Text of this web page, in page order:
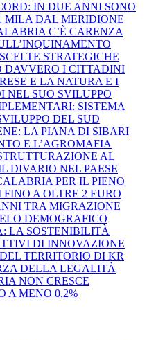
IN DUE ANNI SONO
MILA DAL MERIDIONE
C’È CARENZA
STRATEGICHE
DAVVERO I CITTADINI
E LA NATURA E I
NEL SUO SVILUPPO
SISTEMA
DEL SUD
LA PIANA DI SIBARI
E L’AGROMAFIA
AL
DIVARIO NEL PAESE
PER IL PIENO
A OLTRE 2 EURO
TRA MIGRAZIONE
DEMOGRAFICO
LA SOSTENIBILITÀ
DI INNOVAZIONE
TERRITORIO DI KR
DELLA LEGALITÀ
NON CRESCE
A MENO 0,2%